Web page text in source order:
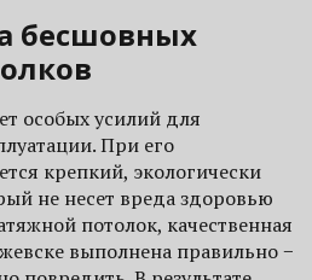
бесшовных
особых усилий для
При его
крепкий, экологически
не несет вреда здоровью
потолок, качественная
выполнена правильно −